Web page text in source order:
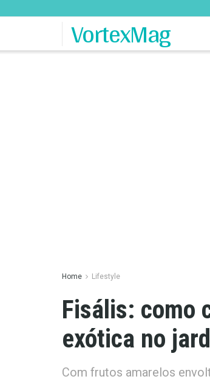
VortexMag
Home Lifestyle
Fisális: como
exótica no
Com frutos amarelos